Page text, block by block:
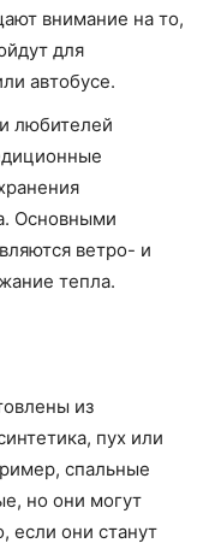
внимание на то,
для
автобусе.
любителей
Основными
ветро- и
тепла.
из
пух или
спальные
но они могут
если они станут